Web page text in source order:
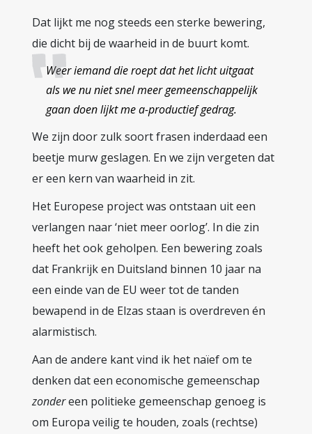
Dat lijkt me nog steeds een sterke bewering,
die dicht bij de waarheid in de buurt komt.
Weer iemand die roept dat het licht uitgaat
als we nu niet snel meer gemeenschappelijk
gaan doen lijkt me a-productief gedrag.
We zijn door zulk soort frasen inderdaad een
beetje murw geslagen. En we zijn vergeten dat
er een kern van waarheid in zit.
Het Europese project was ontstaan uit een
verlangen naar ‘niet meer oorlog’. In die zin
heeft het ook geholpen. Een bewering zoals
dat Frankrijk en Duitsland binnen 10 jaar na
een einde van de EU weer tot de tanden
bewapend in de Elzas staan is overdreven én
alarmistisch.
Aan de andere kant vind ik het naïef om te
denken dat een economische gemeenschap
zondereen politieke gemeenschap genoeg is
om Europa veilig te houden, zoals (rechtse)